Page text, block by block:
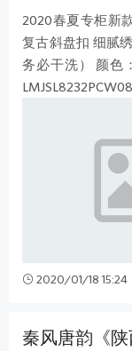
2020春夏专柜新
复古斜盘扣 细腻
务必干洗） 颜色
2020/01/18 15:24
秦风唐韵《